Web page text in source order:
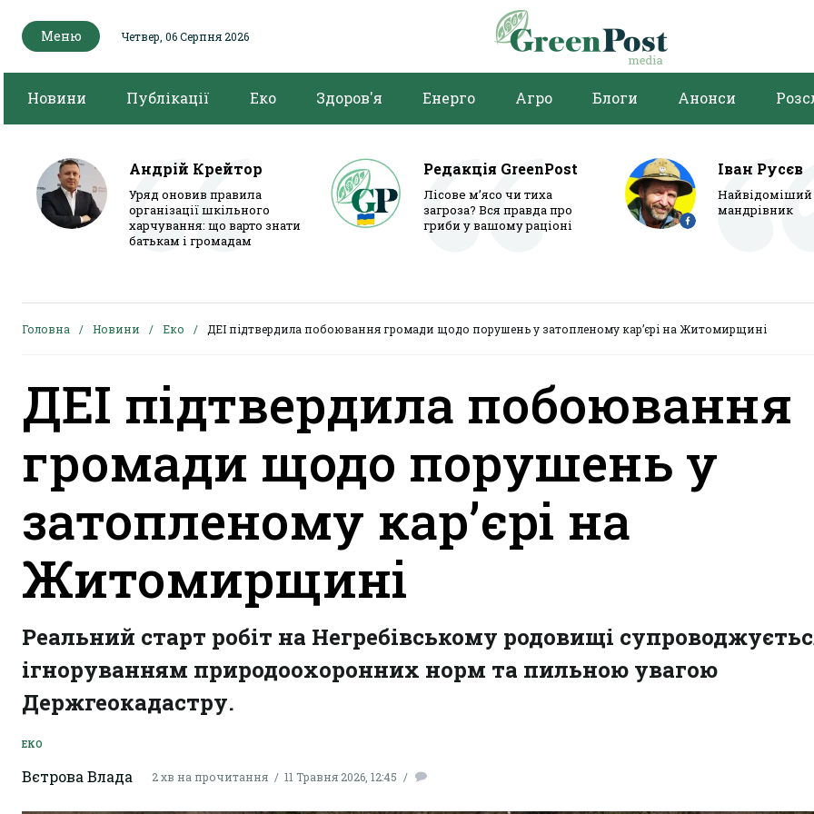
Меню Четвер, 06 Серпня 2026
Новини Публікації Еко Здоров'я Енерго Агро Блоги Анонси
Андрій Крейтор
Уряд оновив правила
організації шкільного
харчування: що варто знати
батькам і громадам
Редакція GreenPost
Лісове м’ясо чи тиха
загроза? Вся правда про
гриби у вашому раціоні
Іван Русєв
мандрівник
Головна Новини Еко ДЕІ підтвердила побоювання громади щодо порушень у затопленому кар’єрі на Житомирщині
ДЕІ підтвердила побоювання
громади щодо порушень у
затопленому кар’єрі на
Житомирщині
Реальний старт робіт на Негребівському родовищі
ігноруванням природоохоронних норм та пильною увагою
Держгеокадастру.
ЕКО
Вєтрова Влада 2 хв на прочитання 11 Травня 2026, 12:45